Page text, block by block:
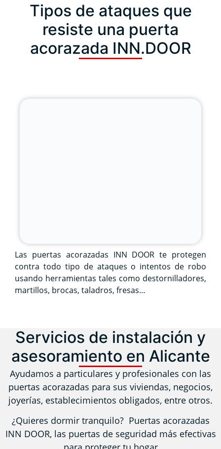
Tipos de ataques que
resiste una puerta
acorazada INN.DOOR
Las puertas acorazadas INN DOOR te protegen
contra todo tipo de ataques o intentos de robo
usando herramientas tales como destornilladores,
martillos, brocas, taladros, fresas…
Servicios de instalación y
asesoramiento en Alicante
Ayudamos a particulares y profesionales con las
puertas acorazadas para sus viviendas, negocios,
joyerías, establecimientos obligados, entre otros.
¿Quieres dormir tranquilo? Puertas acorazadas
INN DOOR, las puertas de seguridad más efectivas